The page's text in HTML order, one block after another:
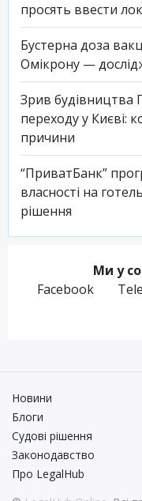
просять ввести
Бустерна доза
Омікрону —
Зрив будівництва
переходу у Києві:
причини
“ПриватБанк”
власності на
рішення
Ми у
Facebook
Новини
Блоги
Судові рішення
Законодавство
Про LegalHub